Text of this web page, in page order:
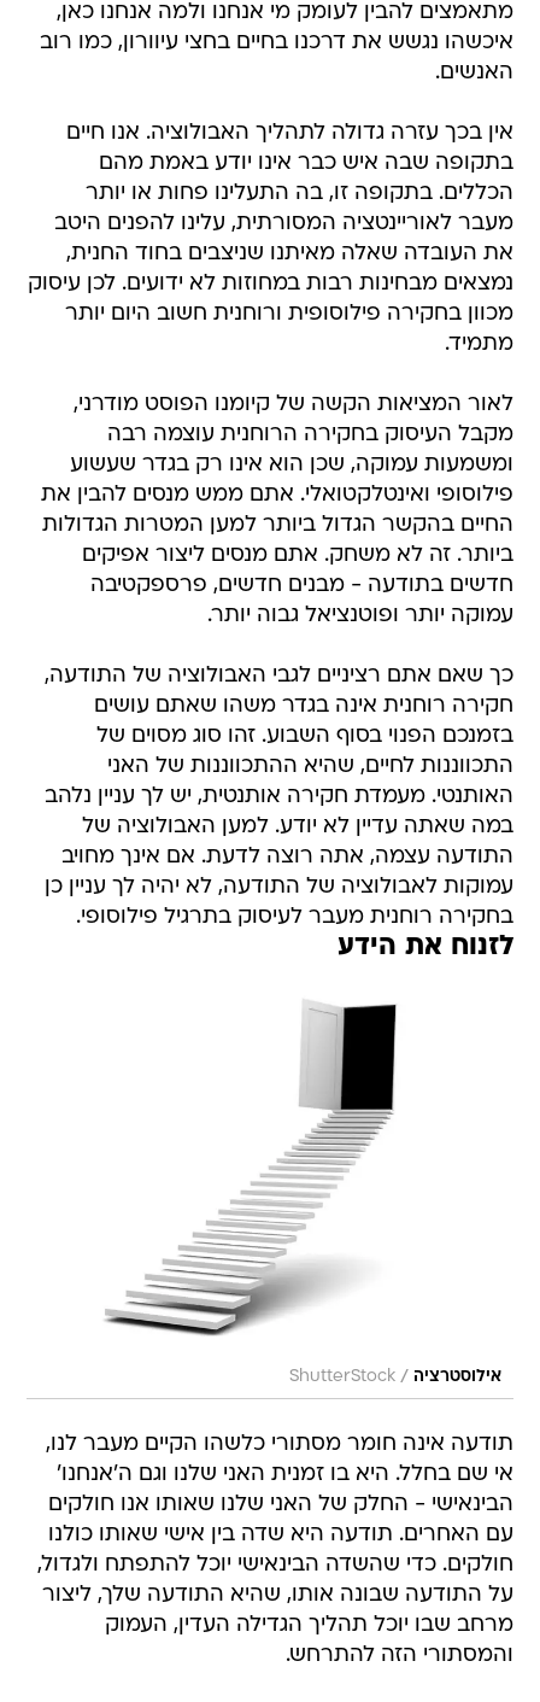
מתאמצים להבין לעומק מי אנחנו ולמה אנחנו כאן,
איכשהו נגשש את דרכנו בחיים בחצי עיוורון, כמו רוב
האנשים.
אין בכך עזרה גדולה לתהליך האבולוציה. אנו חיים
בתקופה שבה איש כבר אינו יודע באמת מהם
הכללים. בתקופה זו, בה התעלינו פחות או יותר
מעבר לאוריינטציה המסורתית, עלינו להפנים היטב
את העובדה שאלה מאיתנו שניצבים בחוד החנית,
נמצאים מבחינות רבות במחוזות לא ידועים. לכן עיסוק
מכוון בחקירה פילוסופית ורוחנית חשוב היום יותר
מתמיד.
לאור המציאות הקשה של קיומנו הפוסט מודרני,
מקבל העיסוק בחקירה הרוחנית עוצמה רבה
ומשמעות עמוקה, שכן הוא אינו רק בגדר שעשוע
פילוסופי ואינטלקטואלי. אתם ממש מנסים להבין את
החיים בהקשר הגדול ביותר למען המטרות הגדולות
ביותר. זה לא משחק. אתם מנסים ליצור אפיקים
חדשים בתודעה - מבנים חדשים, פרספקטיבה
עמוקה יותר ופוטנציאל גבוה יותר.
כך שאם אתם רציניים לגבי האבולוציה של התודעה,
חקירה רוחנית אינה בגדר משהו שאתם עושים
בזמנכם הפנוי בסוף השבוע. זהו סוג מסוים של
התכווננות לחיים, שהיא ההתכווננות של האני
האותנטי. מעמדת חקירה אותנטית, יש לך עניין נלהב
במה שאתה עדיין לא יודע. למען האבולוציה של
התודעה עצמה, אתה רוצה לדעת. אם אינך מחויב
עמוקות לאבולוציה של התודעה, לא יהיה לך עניין כן
בחקירה רוחנית מעבר לעיסוק בתרגיל פילוסופי.
לזנוח את הידע
אילוסטרציה /
ShutterStock
תודעה אינה חומר מסתורי כלשהו הקיים מעבר לנו,
אי שם בחלל. היא בו זמנית האני שלנו וגם ה'אנחנו'
הבינאישי - החלק של האני שלנו שאותו אנו חולקים
עם האחרים. תודעה היא שדה בין אישי שאותו כולנו
חולקים. כדי שהשדה הבינאישי יוכל להתפתח ולגדול,
על התודעה שבונה אותו, שהיא התודעה שלך, ליצור
מרחב שבו יוכל תהליך הגדילה העדין, העמוק
והמסתורי הזה להתרחש.